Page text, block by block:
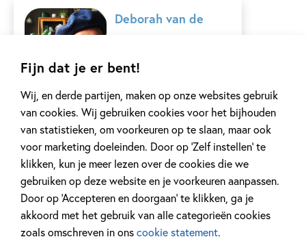
Fijn dat je er bent!
Wij, en derde partijen, maken op onze websites gebruik
van cookies. Wij gebruiken cookies voor het bijhouden
van statistieken, om voorkeuren op te slaan, maar ook
voor marketing doeleinden. Door op ‘Zelf instellen’ te
klikken, kun je meer lezen over de cookies die we
gebruiken op deze website en je voorkeuren aanpassen.
Door op ‘Accepteren en doorgaan’ te klikken, ga je
akkoord met het gebruik van alle categorieën cookies
zoals omschreven in onscookie statement.
Deborah van de
In 2002 behaalde
Deborah van de
Leijgraaf cum laude haar
diploma aan...
Lees meer
Noox City Kids